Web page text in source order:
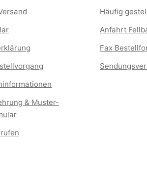
& Muster-
Häufig
Anfahrt
Fax